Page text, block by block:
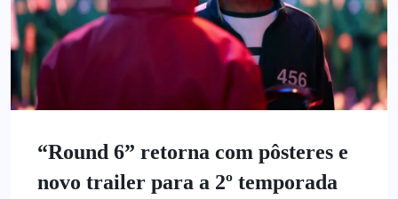
“Round 6” retorna com pôsteres e
novo trailer para a 2º temporada